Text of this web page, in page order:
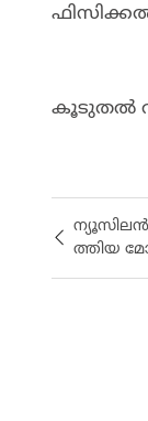
കൂടുതൽ
ത്തി​യ